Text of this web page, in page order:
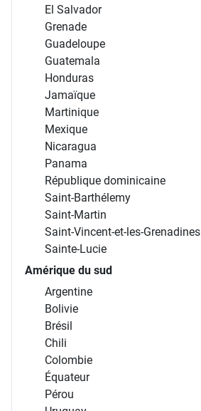
El Salvador
Grenade
Guadeloupe
Guatemala
Honduras
Jamaïque
Martinique
Mexique
Nicaragua
Panama
République dominicaine
Saint-Barthélemy
Saint-Martin
Saint-Vincent-et-les-Grenadines
Sainte-Lucie
Amérique du sud
Argentine
Bolivie
Brésil
Chili
Colombie
Équateur
Pérou